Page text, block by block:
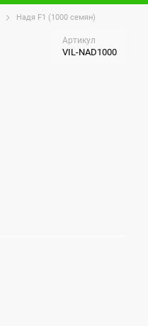
Надя F1 (1000 семян)
Артикул
VIL-NAD1000